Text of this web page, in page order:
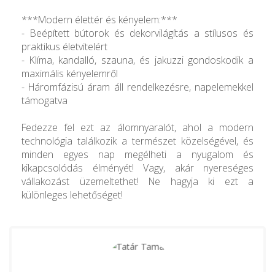
***Modern élettér és kényelem:***
- Beépített bútorok és dekorvilágítás a stílusos és
praktikus életvitelért
- Klíma, kandalló, szauna, és jakuzzi gondoskodik a
maximális kényelemről
- Háromfázisú áram áll rendelkezésre, napelemekkel
támogatva
Fedezze fel ezt az álomnyaralót, ahol a modern
technológia találkozik a természet közelségével, és
minden egyes nap megélheti a nyugalom és
kikapcsolódás élményét! Vagy, akár nyereséges
vállakozást üzemeltethet! Ne hagyja ki ezt a
különleges lehetőséget!